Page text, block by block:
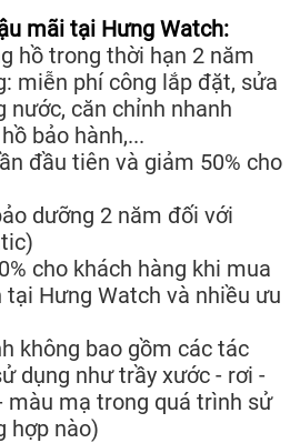
mãi tại Hưng Watch:
hồ trong thời hạn 2 năm
miễn phí công lắp đặt, sửa
nước, căn chỉnh nhanh
bảo hành,...
đầu tiên và giảm 50% cho
dưỡng 2 năm đối với
cho khách hàng khi mua
Hưng Watch và nhiều ưu
không bao gồm các tác
dụng như trầy xước - rơi -
màu mạ trong quá trình sử
hợp nào)